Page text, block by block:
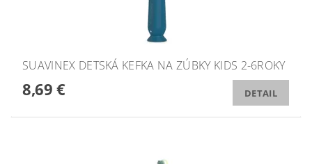
SUAVINEX DETSKÁ KEFKA NA ZÚBKY KIDS 2-6ROKY
8,69 € DETAIL